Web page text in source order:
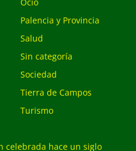
Palencia y Provincia
Salud
Sin categoría
Sociedad
Tierra de Campos
Turismo
celebrada hace un siglo